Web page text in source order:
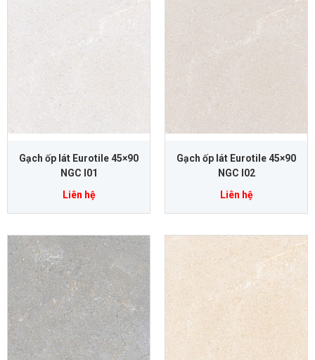
Gạch ốp lát Eurotile 45×90
NGC I01
Liên hệ
Gạch ốp lát Eurotile 45×90
NGC I02
Liên hệ